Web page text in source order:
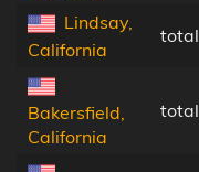
Lindsay,
California
total
Bakersfield,
California
total